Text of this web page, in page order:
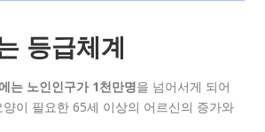
등급체계
는 노인인구가 1천만명을 넘어서게 되어
이 필요한 65세 이상의 어르신의 증가와